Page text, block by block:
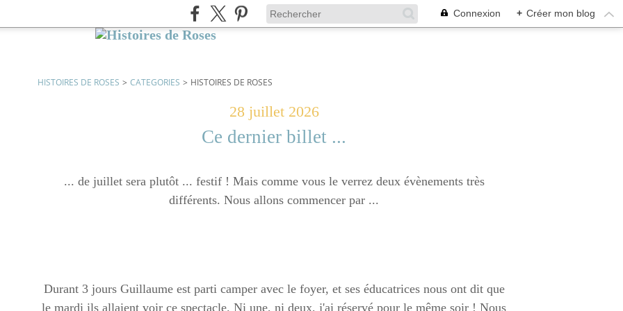
Connexion + Créer mon blog
HISTOIRES DE ROSES > CATEGORIES > HISTOIRES DE ROSES
28 juillet 2026
Ce dernier billet ...
... de juillet sera plutôt ... festif ! Mais comme vous le verrez deux évènements très
différents. Nous allons commencer par ...
Durant 3 jours Guillaume est parti camper avec le foyer, et ses éducatrices nous ont dit que
le mardi ils allaient voir ce spectacle. Ni une, ni deux, j'ai réservé pour le même soir ! Nous